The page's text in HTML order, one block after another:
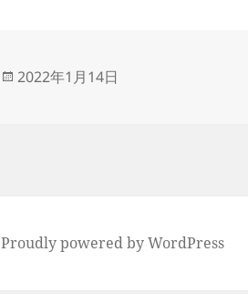
投
2022年1月14日
Proudly powered by WordPress